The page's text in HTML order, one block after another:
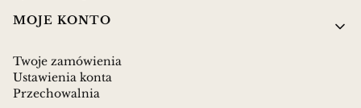
MOJE KONTO
Twoje zamówienia
Ustawienia konta
Przechowalnia